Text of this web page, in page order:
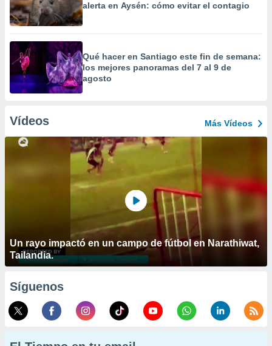
alerta en Aysén: cómo evitar el contagio
Qué hacer en Santiago este fin de semana:
los mejores panoramas del 7 al 9 de
agosto
Vídeos Más Vídeos
Un rayo impactó en un campo de fútbol en Narathiwat,
Tailandia.
Síguenos